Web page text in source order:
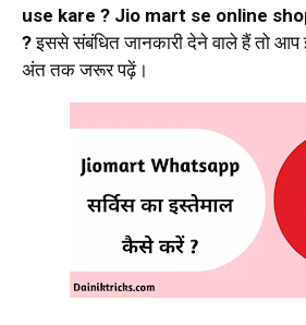
use kare ? Jio mart se online
?इससे संबंधित जानकारी देने वाले हैं तो
अंत तक जरूर पढ़ें।